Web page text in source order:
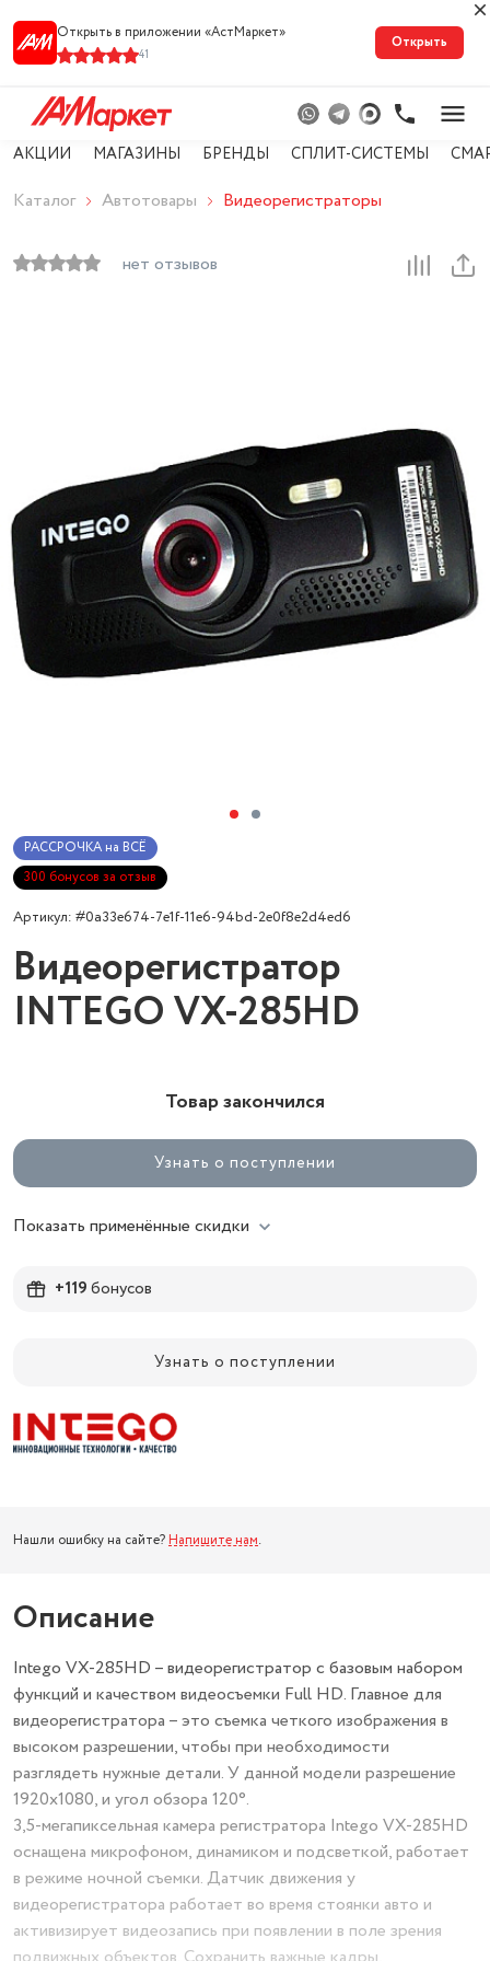
Открыть в приложении «АстМарке‪т‬»
41
Открыть
АКЦИИ МАГАЗИНЫ БРЕНДЫ СПЛИТ-СИСТЕМЫ
Каталог Автотовары Видеорегистраторы
нет отзывов
РАССРОЧКА на ВСЁ
300 бонусов за отзыв
Артикул: #0a33e674-7e1f-11e6-94bd-2e0f8e2d4ed6
Видеорегистратор
INTEGO VX-285HD
Товар закончился
Узнать о поступлении
Показать применённые скидки
+119бонусов
Узнать о поступлении
Нашли ошибку на сайте? Напишите нам.
Описание
Intego VX-285HD – видеорегистратор с базовым набором
функций и качеством видеосъемки Full HD. Главное для
видеорегистратора – это съемка четкого изображения в
высоком разрешении, чтобы при необходимости
разглядеть нужные детали. У данной модели разрешение
1920x1080, и угол обзора 120°.
3,5-мегапиксельная камера регистратора Intego VX-285HD
оснащена микрофоном, динамиком и подсветкой, работает
в режиме ночной съемки. Датчик движения у
видеорегистратора работает во время стоянки авто и
активизирует видеозапись при появлении в поле зрения